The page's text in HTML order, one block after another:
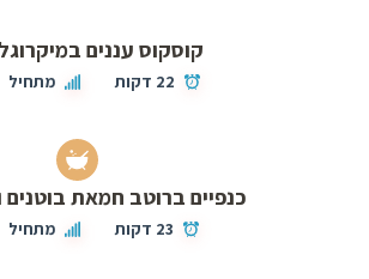
קוסקוס עננים במיקרוגל
22 דקות מתחיל
כנפיים ברוטב חמאת בוטנים
23 דקות מתחיל